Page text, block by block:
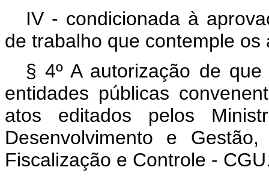
IV - condicionada à
de trabalho que contemple os
§ 4º A autorização de
entidades públicas
atos editados pelos
Desenvolvimento e
Fiscalização e Controle -